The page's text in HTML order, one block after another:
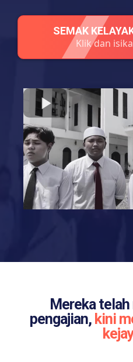
SEMAK
Klik dan
Mereka
pengajian, kini